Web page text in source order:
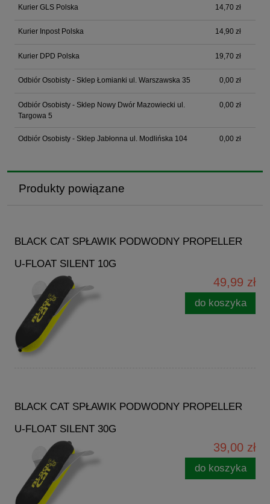
Kurier GLS Polska 14,70 zł
Kurier Inpost Polska 14,90 zł
Kurier DPD Polska 19,70 zł
Odbiór Osobisty - Sklep Łomianki ul. Warszawska 35 0,00 zł
Odbiór Osobisty - Sklep Nowy Dwór Mazowiecki ul.
Targowa 5
0,00 zł
Odbiór Osobisty - Sklep Jabłonna ul. Modlińska 104 0,00 zł
Produkty powiązane
BLACK CAT SPŁAWIK PODWODNY PROPELLER
U-FLOAT SILENT 10G
49,99 zł
do koszyka
BLACK CAT SPŁAWIK PODWODNY PROPELLER
U-FLOAT SILENT 30G
39,00 zł
do koszyka